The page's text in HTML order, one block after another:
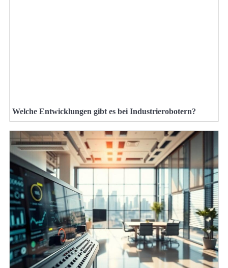
Welche Entwicklungen gibt es bei Industrierobotern?